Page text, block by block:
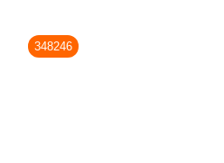
348246